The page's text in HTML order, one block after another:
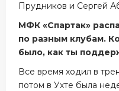
Прудников и Сергей
МФК «Спартак»
по разным клубам.
было, как ты
Все время ходил в
потом в Ухте была